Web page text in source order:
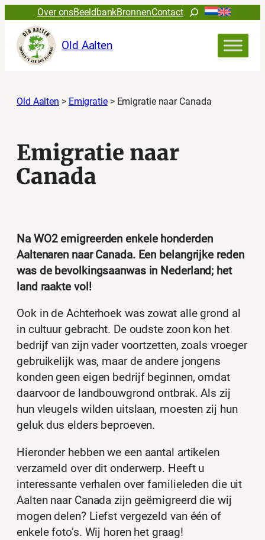
naar
inhoud
Over onsBeeldbankBronnenContactZoeken
Old Aalten
Old Aalten > Emigratie> Emigratie naar Canada
Emigratie naar
Canada
Na WO2 emigreerden enkele honderden
Aaltenaren naar Canada. Een belangrijke reden
was de bevolkingsaanwas in Nederland; het
land raakte vol!
Ook in de Achterhoek was zowat alle grond al
in cultuur gebracht. De oudste zoon kon het
bedrijf van zijn vader voortzetten, zoals vroeger
gebruikelijk was, maar de andere jongens
konden geen eigen bedrijf beginnen, omdat
daarvoor de landbouwgrond ontbrak. Als zij
hun vleugels wilden uitslaan, moesten zij hun
geluk dus elders beproeven.
Hieronder hebben we een aantal artikelen
verzameld over dit onderwerp. Heeft u
interessante verhalen over familieleden die uit
Aalten naar Canada zijn geëmigreerd die wij
mogen delen? Liefst vergezeld van één of
enkele foto’s. Wij horen het graag!